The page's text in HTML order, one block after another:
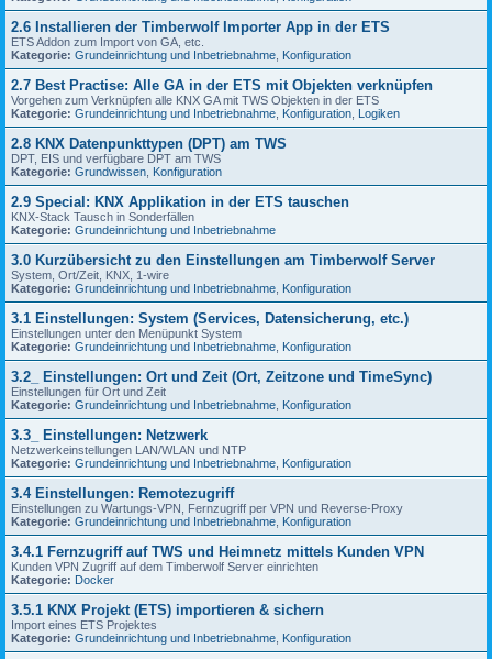
2.6 Installieren der Timberwolf Importer App in der ETS
ETS Addon zum Import von GA, etc.
Kategorie: Grundeinrichtung und Inbetriebnahme Konfiguration
2.7 Best Practise: Alle GA in der ETS mit Objekten verknüpfen
Vorgehen zum Verknüpfen alle KNX GA mit TWS Objekten in der ETS
Kategorie: Grundeinrichtung und Inbetriebnahme Konfiguration Logiken
2.8 KNX Datenpunkttypen (DPT) am TWS
DPT, EIS und verfügbare DPT am TWS
Kategorie: Grundwissen Konfiguration
2.9 Special: KNX Applikation in der ETS tauschen
KNX-Stack Tausch in Sonderfällen
Kategorie: Grundeinrichtung und Inbetriebnahme
3.0 Kurzübersicht zu den Einstellungen am Timberwolf Server
System, Ort/Zeit, KNX, 1-wire
Kategorie: Grundeinrichtung und Inbetriebnahme Konfiguration
3.1 Einstellungen: System (Services, Datensicherung, etc.)
Einstellungen unter den Menüpunkt System
Kategorie: Grundeinrichtung und Inbetriebnahme Konfiguration
3.2_ Einstellungen: Ort und Zeit (Ort, Zeitzone und TimeSync)
Einstellungen für Ort und Zeit
Kategorie: Grundeinrichtung und Inbetriebnahme Konfiguration
3.3_ Einstellungen: Netzwerk
Netzwerkeinstellungen LAN/WLAN und NTP
Kategorie: Grundeinrichtung und Inbetriebnahme Konfiguration
3.4 Einstellungen: Remotezugriff
Einstellungen zu Wartungs-VPN, Fernzugriff per VPN und Reverse-Proxy
Kategorie: Grundeinrichtung und Inbetriebnahme Konfiguration
3.4.1 Fernzugriff auf TWS und Heimnetz mittels Kunden VPN
Kunden VPN Zugriff auf dem Timberwolf Server einrichten
Kategorie: Docker
3.5.1 KNX Projekt (ETS) importieren & sichern
Import eines ETS Projektes
Kategorie: Grundeinrichtung und Inbetriebnahme Konfiguration